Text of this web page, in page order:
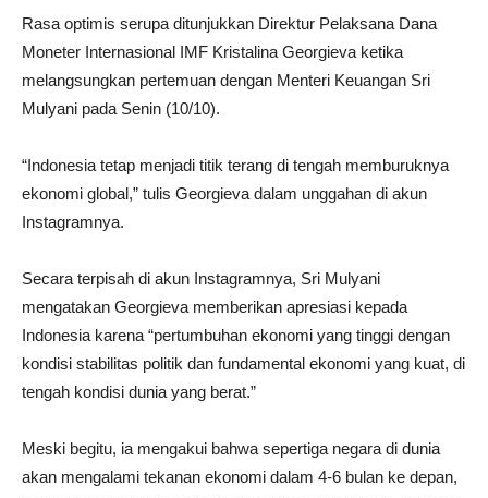
Rasa optimis serupa ditunjukkan Direktur Pelaksana Dana
Moneter Internasional IMF Kristalina Georgieva ketika
melangsungkan pertemuan dengan Menteri Keuangan Sri
Mulyani pada Senin (10/10).
“Indonesia tetap menjadi titik terang di tengah memburuknya
ekonomi global,” tulis Georgieva dalam unggahan di akun
Instagramnya.
Secara terpisah di akun Instagramnya, Sri Mulyani
mengatakan Georgieva memberikan apresiasi kepada
Indonesia karena “pertumbuhan ekonomi yang tinggi dengan
kondisi stabilitas politik dan fundamental ekonomi yang kuat, di
tengah kondisi dunia yang berat.”
Meski begitu, ia mengakui bahwa sepertiga negara di dunia
akan mengalami tekanan ekonomi dalam 4-6 bulan ke depan,